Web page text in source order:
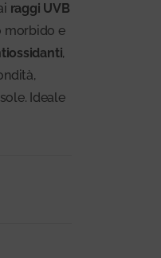
raggi UVB
morbido e
,
Ideale